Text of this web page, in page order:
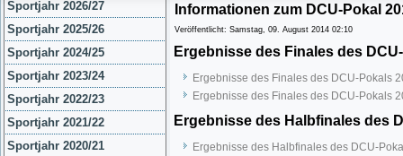
Sportjahr 2026/27
Sportjahr 2025/26
Sportjahr 2024/25
Sportjahr 2023/24
Sportjahr 2022/23
Sportjahr 2021/22
Sportjahr 2020/21
Informationen zum DCU-Pokal
Veröffentlicht: Samstag, 09. August 2014 02:10
Ergebnisse des Finales des
Ergebnisse des Finales des DCU-Pokals
Ergebnisse des Finales des DCU-Pokals
Ergebnisse des Halbfinales des
Ergebnisse des Halbfinales des DCU-